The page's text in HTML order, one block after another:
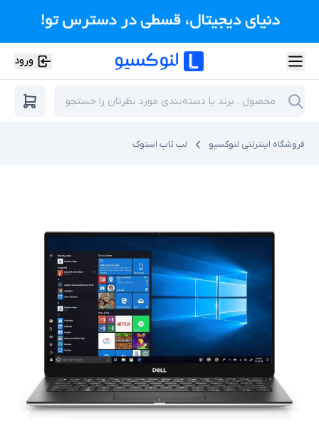
ورود
فروشگاه اینترنتی لنوکسیو لپ تاپ استوک